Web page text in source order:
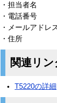
・担当者名
・電話番号
・メールアドレ
・住所
関連リン
T5220の詳細